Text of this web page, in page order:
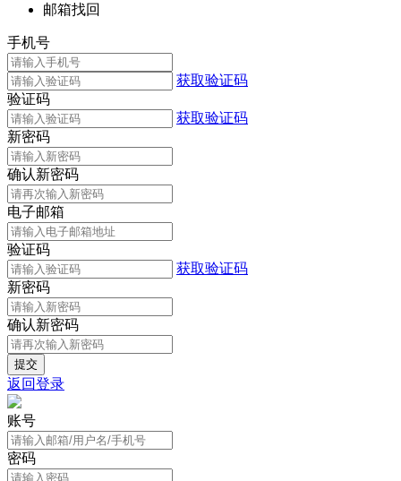
邮箱找回
手机号
获取验证码
验证码
获取验证码
新密码
确认新密码
电子邮箱
验证码
获取验证码
新密码
确认新密码
返回登录
账号
密码